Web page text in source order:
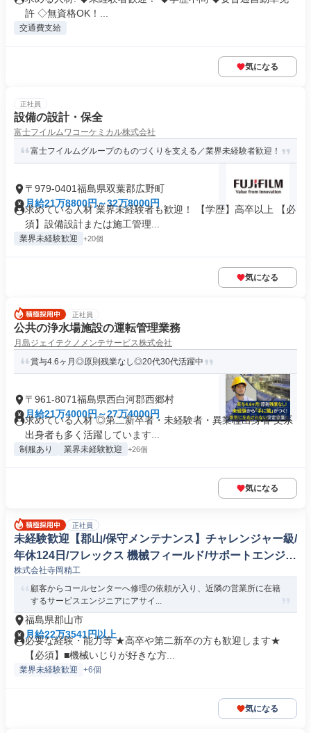
許 ◇無資格OK！...
交通費支給
気になる
正社員
設備の設計・保全
富士フイルムワコーケミカル株式会社
富士フイルムグループのものづくりを支える／業界未経験者歓迎！
〒979-0401福島県双葉郡広野町
月給21万8800円～32万8000円
求めている人材 業界未経験者も歓迎！ 【学歴】高卒以上 【必
須】設備設計または施工管理...
業界未経験歓迎 +20個
気になる
正社員
公共の浄水場施設の運転管理業務
月島ジェイテクノメンテサービス株式会社
賞与4.6ヶ月◎原則残業なし◎20代30代活躍中
〒961-8071福島県西白河郡西郷村
月給21万4000円～27万4000円
求めている人材 ◎第二新卒者・未経験者・異業種出身者 文系
出身者も多く活躍しています...
制服あり 業界未経験歓迎 +26個
気になる
正社員
未経験歓迎【郡山/保守メンテナンス】チャレンジャー級/
年休124日/フレックス 機械フィールド/サポートエンジニ
ア
株式会社寺岡精工
顧客からコールセンターへ修理の依頼が入り、近隣の営業所に在籍
するサービスエンジニアにアサイ...
福島県郡山市
月給22万3541円以上
必要な経験・能力等 ★高卒や第二新卒の方も歓迎します★
【必須】■機械いじりが好きな方...
業界未経験歓迎 +6個
気になる